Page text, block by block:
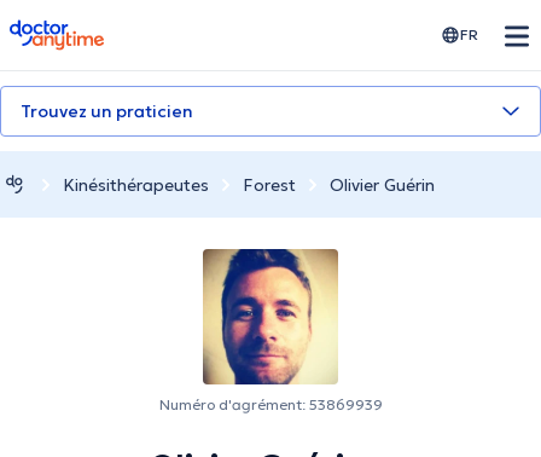
doctoranytime FR
Trouvez un praticien
Kinésithérapeutes Forest Olivier Guérin
Numéro d'agrément: 53869939